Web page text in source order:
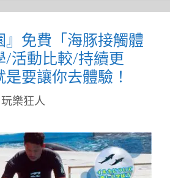
』免費「海豚接觸體
/活動比較/持續更
要讓你去體驗！
玩樂狂人